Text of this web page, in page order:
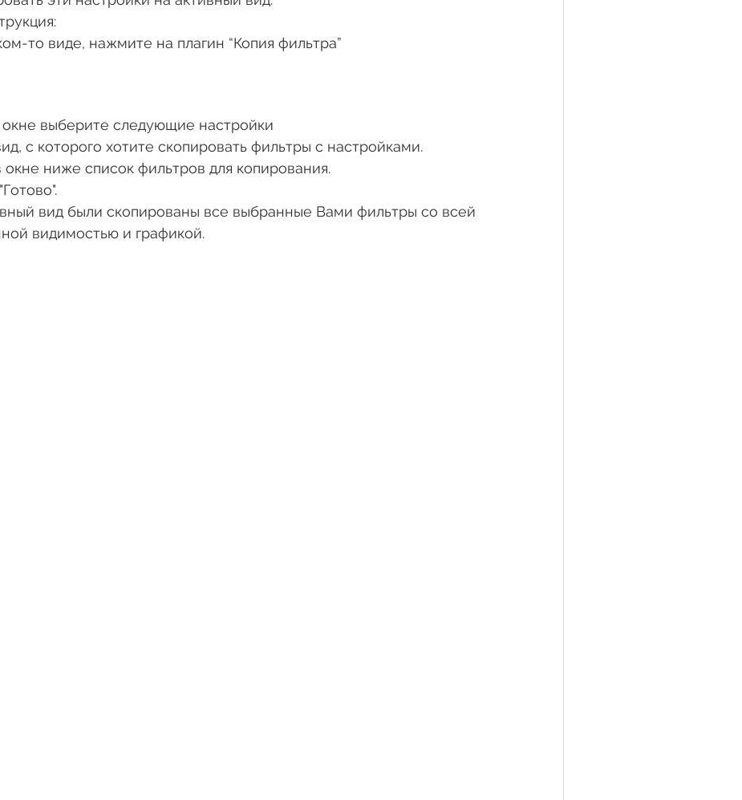
то виде, нажмите на плагин “Копия фильтра”
выберите следующие настройки
с которого хотите скопировать фильтры с настройками.
ниже список фильтров для копирования.
вид были скопированы все выбранные Вами фильтры со всей
видимостью и графикой.